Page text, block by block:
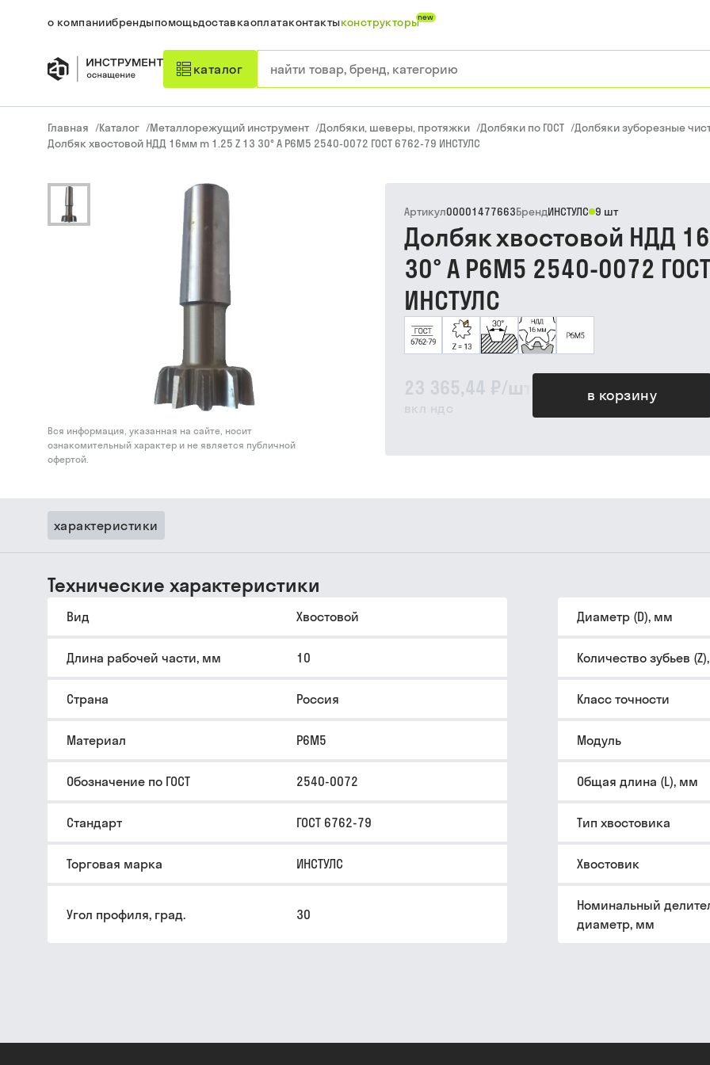
о компаниибрендыпомощьдоставкаоплатаконтактыконструкторыnew
каталог
Главная /Каталог /Металлорежущий инструмент /Долбяки, шеверы, протяжки /Долбяки по ГОСТ /Долбяки зуборезные
Долбяк хвостовой НДД 16мм m 1.25 Z 13 30° А Р6М5 2540-0072 ГОСТ 6762-79 ИНСТУЛС
Вся информация, указанная на сайте, носит
ознакомительный характер и не является публичной
офертой.
23 365,44 ₽/шт
вкл ндс
в корзину
Артикул00001477663БрендИНСТУЛС 9 шт
Долбяк хвостовой НДД
30° А Р6М5 2540-0072
ИНСТУЛС
характеристики
Технические характеристики
Вид Хвостовой Диаметр (D), мм
Длина рабочей части, мм 10 Количество зубьев
Страна Россия Класс точности
Материал Р6М5 Модуль
Обозначение по ГОСТ 2540-0072 Общая длина (L), мм
Стандарт ГОСТ 6762-79 Тип хвостовика
Торговая марка ИНСТУЛС Хвостовик
Угол профиля, град. 30
Номинальный
диаметр, мм